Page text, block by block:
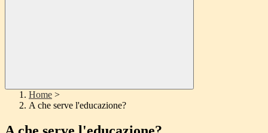
Home >
A che serve l'educazione?